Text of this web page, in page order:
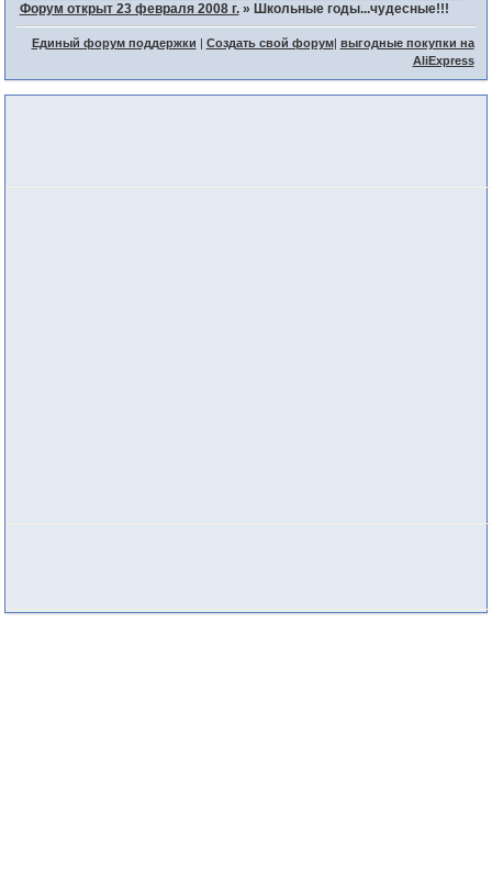
Форум открыт 23 февраля 2008 г. » Школьные годы...чудесные!!!
Единый форум поддержки Создать свой форум| выгодные покупки на
AliExpress